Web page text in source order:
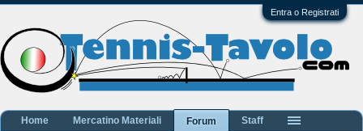
Entra o Registrati
Home Mercatino Materiali
Forum
Staff